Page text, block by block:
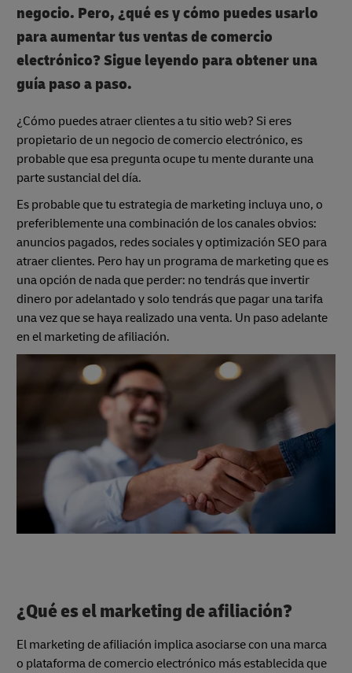
negocio. Pero, ¿qué es y cómo puedes usarlo
para aumentar tus ventas de comercio
electrónico? Sigue leyendo para obtener una
guía paso a paso.
¿Cómo puedes atraer clientes a tu sitio web? Si eres
propietario de un negocio de comercio electrónico, es
probable que esa pregunta ocupe tu mente durante una
parte sustancial del día.
Es probable que tu estrategia de marketing incluya uno, o
preferiblemente una combinación de los canales obvios:
anuncios pagados, redes sociales y optimización SEO para
atraer clientes. Pero hay un programa de marketing que es
una opción de nada que perder: no tendrás que invertir
dinero por adelantado y solo tendrás que pagar una tarifa
una vez que se haya realizado una venta. Un paso adelante
en el marketing de afiliación.
¿Qué es el marketing de afiliación?
El marketing de afiliación implica asociarse con una marca
o plataforma de comercio electrónico más establecida que